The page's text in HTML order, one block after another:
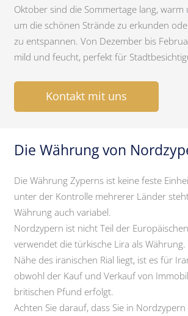
Oktober sind die Sommertage lang, warm
um die schönen Strände zu erkunden
zu entspannen. Von Dezember bis
mild und feucht, perfekt für
Kontakt mit uns
Die Währung von
Die Währung Zyperns ist keine feste
unter der Kontrolle mehrerer Länder
Währung auch variabel.
Nordzypern ist nicht Teil der
verwendet die türkische Lira als
Nähe des iranischen Rial liegt, ist es für
obwohl der Kauf und Verkauf von
britischen Pfund erfolgt.
Achten Sie darauf, dass Sie in